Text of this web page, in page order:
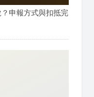
申報方式與扣抵完